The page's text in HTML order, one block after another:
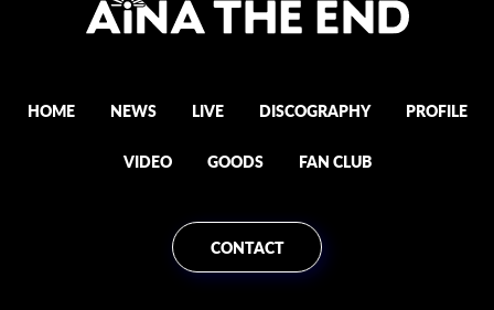
HOME NEWS LIVE DISCOGRAPHY PROFILE
VIDEO GOODS FAN CLUB
CONTACT